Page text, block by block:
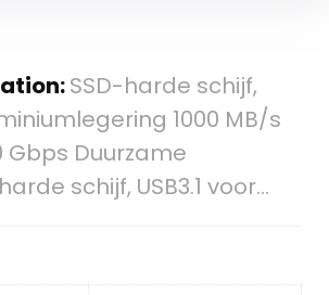
SSD-harde schijf,
1000 MB/s
Gbps Duurzame
schijf, USB3.1 voor…